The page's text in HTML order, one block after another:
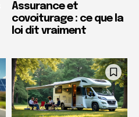
Assurance et
covoiturage : ce que la
loi dit vraiment